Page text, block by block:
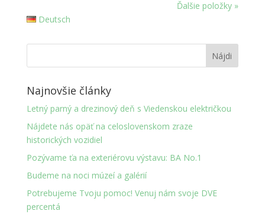
Ďalšie položky »
Deutsch
Najnovšie články
Letný parný a drezinový deň s Viedenskou električkou
Nájdete nás opäť na celoslovenskom zraze
historických vozidiel
Pozývame ťa na exteriérovu výstavu: BA No.1
Budeme na noci múzeí a galérií
Potrebujeme Tvoju pomoc! Venuj nám svoje DVE
percentá